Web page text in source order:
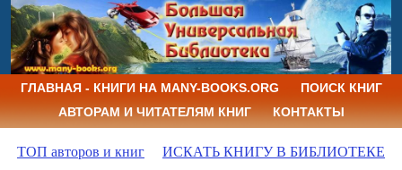
ГЛАВНАЯ - КНИГИ НА MANY-BOOKS.ORG
ПОИСК КНИГ
АВТОРАМ И ЧИТАТЕЛЯМ КНИГ
КОНТАКТЫ
ТОП авторов и книг ИСКАТЬ КНИГУ В БИБЛИОТЕКЕ